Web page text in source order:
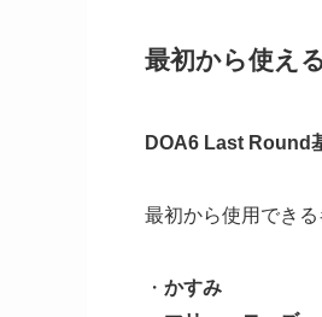
最初から使え
DOA6 Last Round
最初から使用でき
・ かすみ